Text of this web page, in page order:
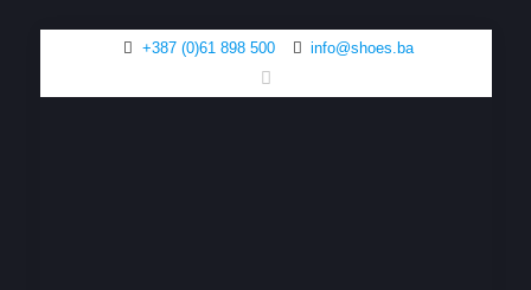
+387 (0)61 898 500 info@shoes.ba